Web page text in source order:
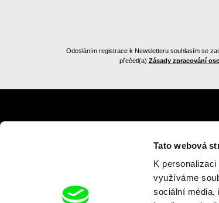
Tato webová
K
využíváme
sociální média,
Odesláním registrace k Newsletteru souhlasím se
přečetl(a) Zásady zpracování